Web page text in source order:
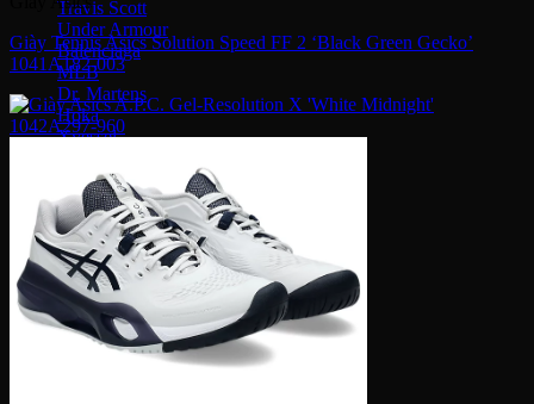
Travis Scott
Under Armour
Balenciaga
MLB
Dr. Martens
Hoka
Xvessel
Saucony
Gucci
Bape
Dior
Golden Goose
Alexander McQueen
Rick Owens
Supreme
Nike Sacai
Giày Tennis Asics Solution Speed FF 2 ‘Black Green Gecko’
1041A182-003